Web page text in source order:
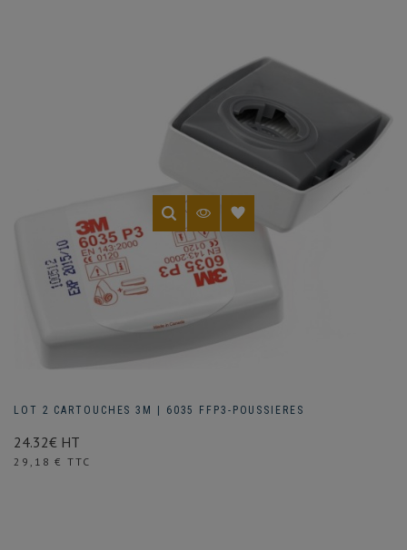
LOT 2 CARTOUCHES 3M | 6035 FFP3-POUSSIERES
24.32€ HT
Prix
29,18 € TTC